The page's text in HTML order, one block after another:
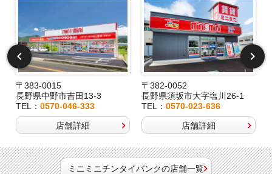
〒383-0015
長野県中野市吉田13-3
TEL： 0570-046-333
店舗詳細
〒382-0052
長野県須坂市大字塩川26-1
TEL：0570-023-636
店舗詳細
ミニミニチンタイバンクの店舗一覧